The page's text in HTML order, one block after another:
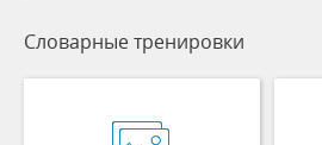
Словарные тренировки